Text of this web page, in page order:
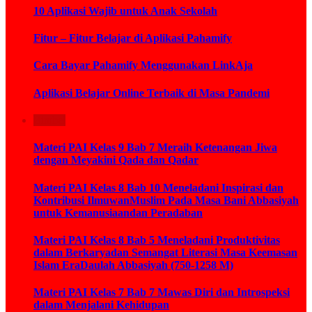
10 Aplikasi Wajib untuk Anak Sekolah
Fitur – Fitur Belajar di Aplikasi Pahamify
Cara Bayar Pahamify Menggunakan LinkAja
Aplikasi Belajar Online Terbaik di Masa Pandemi
Materi PAI Kelas 9 Bab 7 Meraih Ketenangan Jiwa
dengan Meyakini Qada dan Qadar
Materi PAI Kelas 8 Bab 10 Meneladani Inspirasi dan
Kontribusi IlmuwanMuslim Pada Masa Bani Abbasiyah
untuk Kemanusiaandan Peradaban
Materi PAI Kelas 8 Bab 5 Meneladani Produktivitas
dalam Berkaryadan Semangat Literasi Masa Keemasan
Islam EraDaulah Abbasiyah (750-1258 M)
Materi PAI Kelas 7 Bab 7 Mawas Diri dan Introspeksi
dalam Menjalani Kehidupan